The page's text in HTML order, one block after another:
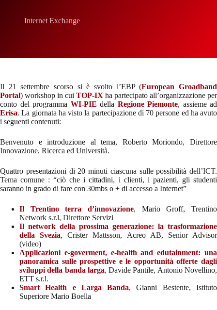
Internet Exchange
Il 21 settembre scorso si è svolto l’EBP (European Groadband
Portal) workshop in cui TOP-IX ha partecipato all’organizzazione per
conto del programma WI-PIE della Regione Piemonte, assieme ad
Erisa. La giornata ha visto la partecipazione di 70 persone ed ha avuto
i seguenti contenuti:
Benvenuto e introduzione al tema, Roberto Moriondo, Direttore
Innovazione, Ricerca ed Università.
Quattro presentazioni di 20 minuti ciascuna sulle possibilità dell’ICT.
Tema comune : “ciò che i cittadini, i clienti, i pazienti, gli studenti
saranno in grado di fare con 30mbs o + di accesso a Internet”
Il Trentino terra d’innovazione, Mario Groff, Trentino
Network s.r.l, Direttore Servizi
Il network della prossima generazione: la trasformazione
della Svezia, Crister Mattsson, Acreo AB, Senior Advisor
(video)
Applicazioni e-goverment, e-health and edutainment: una
panoramica sulle prospettive e le opportunità offerte dagli
sviluppi della banda larga, Davide Pantile, Antonio Novellino,
ETT s.r.l.
Smart Health e Larga Banda, Gianni Bestente, Istituto
Superiore Mario Boella